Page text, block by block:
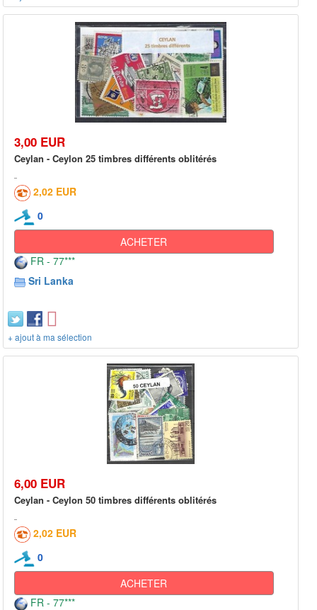
3,00 EUR
Ceylan - Ceylon 25 timbres différents oblitérés
2,02 EUR
0
ACHETER
FR - 77***
Sri Lanka
+ ajout à ma sélection
6,00 EUR
Ceylan - Ceylon 50 timbres différents oblitérés
2,02 EUR
0
ACHETER
FR - 77***